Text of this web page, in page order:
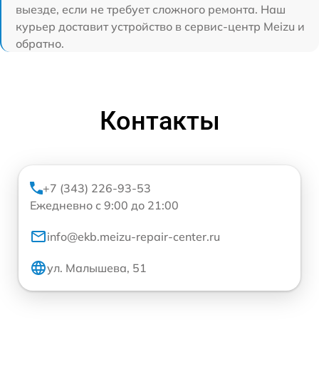
выезде, если не требует сложного ремонта. Наш
курьер доставит устройство в сервис-центр Meizu и
обратно.
Контакты
+7 (343) 226-93-53
Ежедневно с 9:00 до 21:00
info@ekb.meizu-repair-center.ru
ул. Малышева, 51